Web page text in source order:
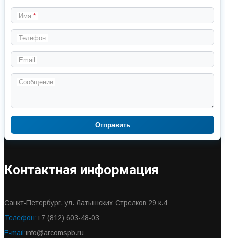
Имя
Телефон
Email
Сообщение
Отправить
Контактная информация
Санкт-Петербург, ул. Латышских Стрелков 29 к.4
Телефон:+7 (812) 603-48-03
E-mail:info@arcomspb.ru